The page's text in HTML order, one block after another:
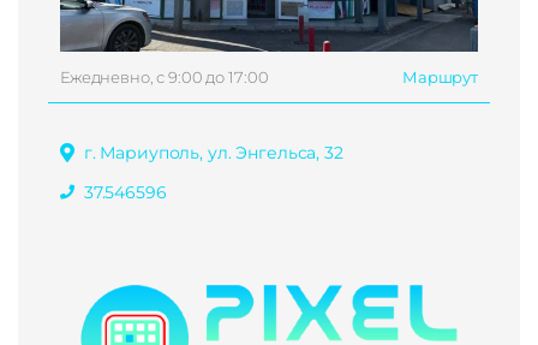
Ежедневно, с 9:00 до 17:00 Маршрут
г. Мариуполь, ул. Энгельса, 32
37.546596